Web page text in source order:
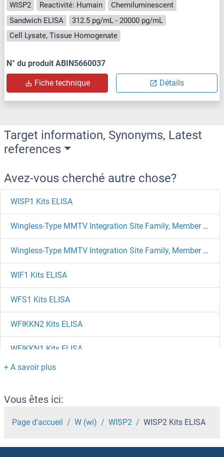
WISP2 Reactivité: Humain
Chemiluminescent
Sandwich ELISA
312.5 pg/mL - 20000 pg/mL
Cell Lysate, Tissue Homogenate
N° du produit ABIN5660037
Fiche technique Détails
Target information, Synonyms, Latest
references
Avez-vous cherché autre chose?
WISP1 Kits ELISA
Wingless-Type MMTV Integration Site Family, Member 2B Kits ELISA
Wingless-Type MMTV Integration Site Family, Member 11 Kits ELISA
WIF1 Kits ELISA
WFS1 Kits ELISA
WFIKKN2 Kits ELISA
WFIKKN1 Kits ELISA
WFDC5 Kits ELISA
WFDC2 Kits ELISA
WEE1 Homolog (S. Pombe) Kits ELISA
WDYHV1 Kits ELISA
Vous êtes ici:
Page d'accueil W (wi) WISP2 WISP2 Kits ELISA